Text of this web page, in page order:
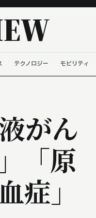
テクノロジー モビリティ
がん
「原
症」